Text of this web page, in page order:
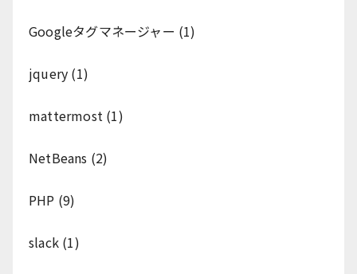
Googleタグマネージャー (1)
jquery (1)
mattermost (1)
NetBeans (2)
PHP (9)
slack (1)